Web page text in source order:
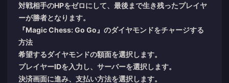
対戦相手のHPをゼロにして、最後まで生き残ったプレイヤ
ーが勝者となります。
『Magic Chess: Go Go』のダイヤモンドをチャージする
方法
希望するダイヤモンドの額面を選択します。
プレイヤーIDを入力し、サーバーを選択します。
決済画面に進み、支払い方法を選択します。